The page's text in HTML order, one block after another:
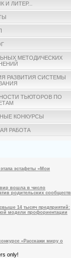
И ЛИТЕР...
МЕТОДИЧЕСКИХ
РАЗВИТИЯ СИСТЕМЫ
ТЬЮТОРОВ ПО
КОНКУРСЫ
РАБОТА
эстафеты «Мои
вошла в число
родительских сообществ
14 тысяч предприятий:
модели профориентации
«Расскажи миру о
only!